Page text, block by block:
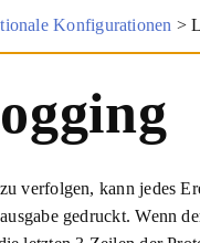
Konfigurationen >
verfolgen, kann jedes
gedruckt. Wenn